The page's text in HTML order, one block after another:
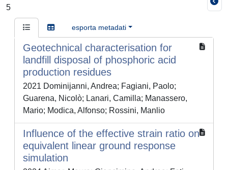
5
esporta metadati
Geotechnical characterisation for
landfill disposal of phosphoric acid
production residues
2021 Dominijanni, Andrea; Fagiani, Paolo;
Guarena, Nicolò; Lanari, Camilla; Manassero,
Mario; Modica, Alfonso; Rossini, Manlio
Influence of the effective strain ratio on
equivalent linear ground response
simulation